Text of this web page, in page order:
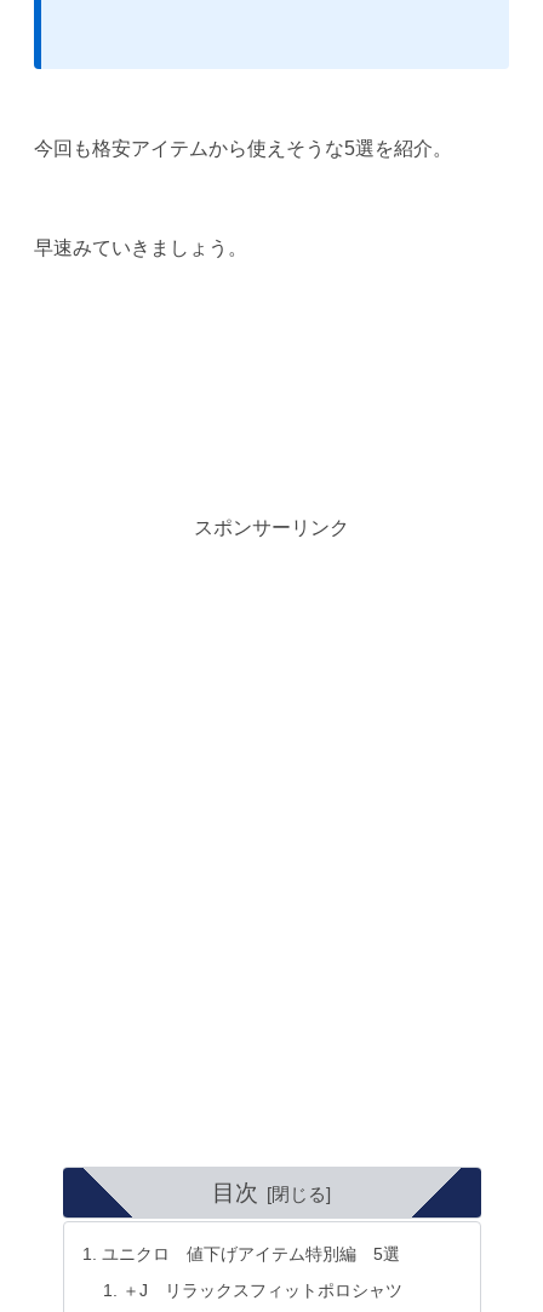
今回も格安アイテムから使えそうな5選を紹介。
早速みていきましょう。
スポンサーリンク
目次
ユニクロ 値下げアイテム特別編 5選
＋J リラックスフィットポロシャツ